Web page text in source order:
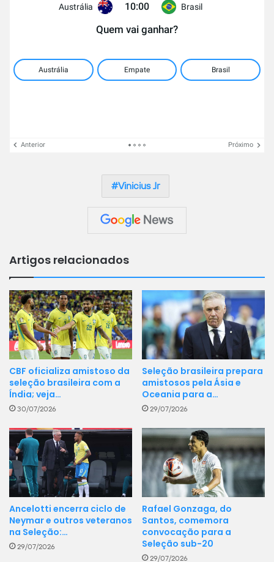
Austrália 10:00 Brasil
Quem vai ganhar?
Austrália Empate Brasil
Anterior Próximo
Vinicius Jr
Artigos relacionados
CBF oficializa amistoso da
seleção brasileira com a
Índia; veja…
30/07/2026
Seleção brasileira prepara
amistosos pela Ásia e
Oceania para a…
29/07/2026
Ancelotti encerra ciclo de
Neymar e outros veteranos
na Seleção:…
29/07/2026
Rafael Gonzaga, do
Santos, comemora
convocação para a
Seleção sub-20
29/07/2026